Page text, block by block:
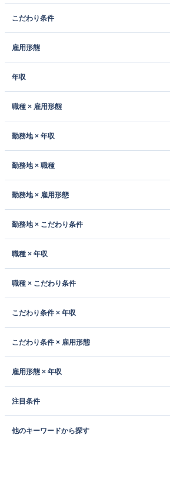
こだわり条件
雇用形態
年収
職種 × 雇用形態
勤務地 × 年収
勤務地 × 職種
勤務地 × 雇用形態
勤務地 × こだわり条件
職種 × 年収
職種 × こだわり条件
こだわり条件 × 年収
こだわり条件 × 雇用形態
雇用形態 × 年収
注目条件
他のキーワードから探す